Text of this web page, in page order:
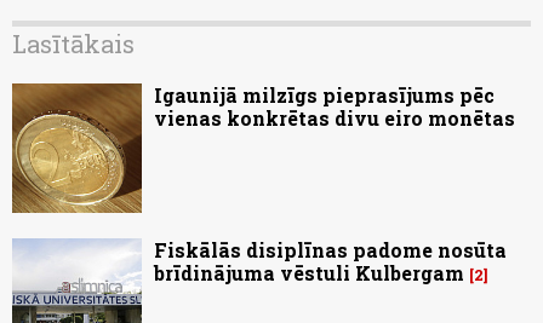
Lasītākais
Igaunijā milzīgs pieprasījums pēc
vienas konkrētas divu eiro monētas
Fiskālās disiplīnas padome nosūta
brīdinājuma vēstuli Kulbergam
2